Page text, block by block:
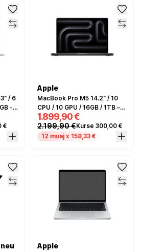
/ 6
-
€
Apple
MacBook Pro M5 14.2" / 10
CPU / 10 GPU / 16GB / 1TB –
Space Black
1.899,90 €
2.199,90 €Kurse 300,00 €
12 muaj x 158,33 €
Apple